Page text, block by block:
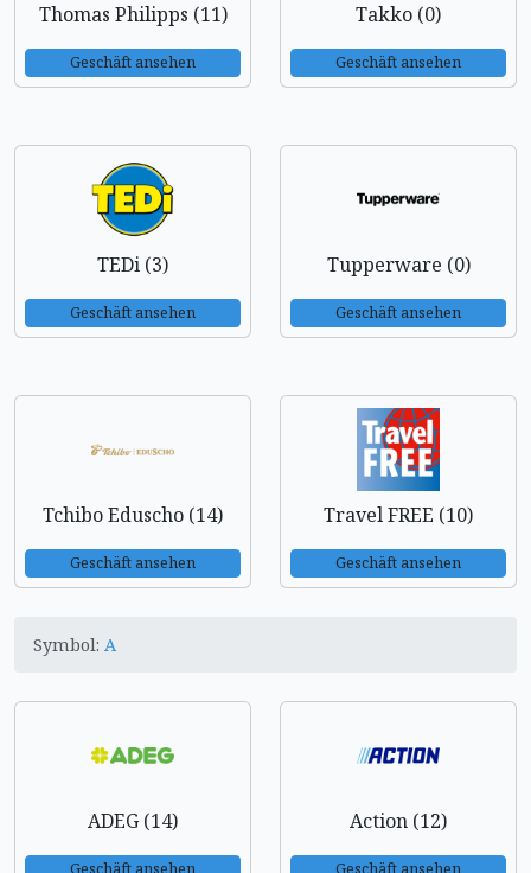
Thomas Philipps (11)
Geschäft ansehen
Takko (0)
Geschäft ansehen
TEDi (3)
Geschäft ansehen
Tupperware (0)
Geschäft ansehen
Tchibo Eduscho (14)
Geschäft ansehen
Travel FREE (10)
Geschäft ansehen
Symbol: A
ADEG (14)
Geschäft ansehen
Action (12)
Geschäft ansehen